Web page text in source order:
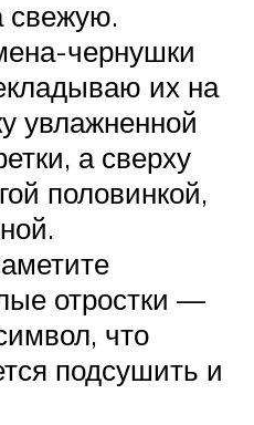
свежую.
чернушки
их на
увлажненной
а сверху
половинкой,
отростки —
что
подсушить и